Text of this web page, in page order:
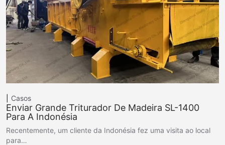
Casos
Enviar Grande Triturador De Madeira SL-1400
Para A Indonésia
Recentemente, um cliente da Indonésia fez uma visita ao local
para…